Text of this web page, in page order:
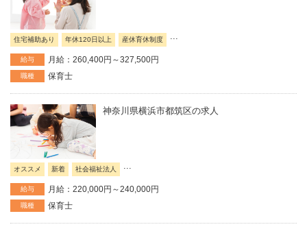
住宅補助あり 年休120日以上 産休育休制度 ...
給与 月給：260,400円～327,500円
職種 保育士
神奈川県横浜市都筑区の求人
オススメ 新着 社会福祉法人 ...
給与 月給：220,000円～240,000円
職種 保育士